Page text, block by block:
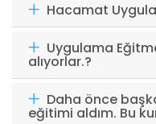
Hacamat
Uygulama
alıyorlar.?
Daha önce
eğitimi aldım. Bu